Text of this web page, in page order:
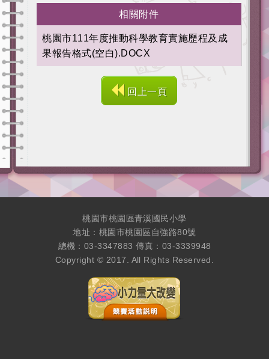
相關附件
桃園市111年度推動科學教育實施歷程及成
果報告格式(空白).DOCX
回上一頁
桃園市桃園區青溪國民小學
地址：桃園市桃園區自強路80號
總機：03-3347883 傳真：03-3339948
Copyright © 2017. All Rights Reserved.